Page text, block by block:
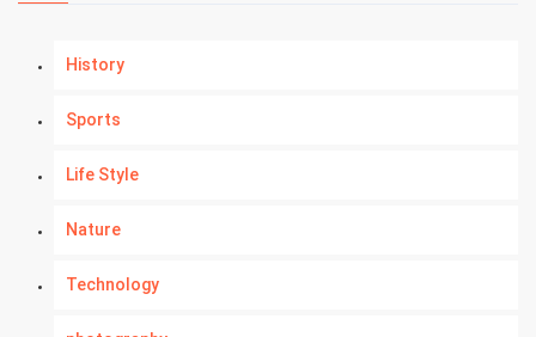
History
Sports
Life Style
Nature
Technology